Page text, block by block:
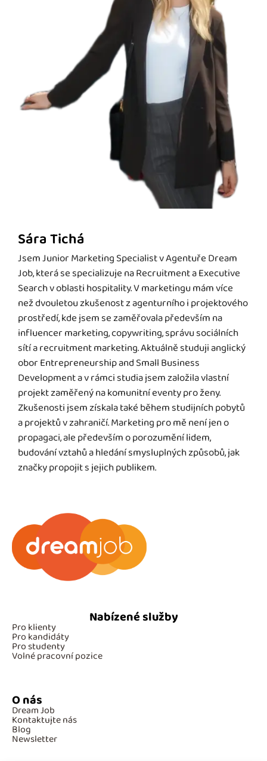
Sára Tichá
Jsem Junior Marketing Specialist v Agentuře Dream
Job, která se specializuje na Recruitment a Executive
Search v oblasti hospitality. V marketingu mám více
než dvouletou zkušenost z agenturního i projektového
prostředí, kde jsem se zaměřovala především na
influencer marketing, copywriting, správu sociálních
sítí a recruitment marketing. Aktuálně studuji anglický
obor Entrepreneurship and Small Business
Development a v rámci studia jsem založila vlastní
projekt zaměřený na komunitní eventy pro ženy.
Zkušenosti jsem získala také během studijních pobytů
a projektů v zahraničí. Marketing pro mě není jen o
propagaci, ale především o porozumění lidem,
budování vztahů a hledání smysluplných způsobů, jak
značky propojit s jejich publikem.
Nabízené služby
Pro klienty
Pro kandidáty
Pro studenty
Volné pracovní pozice
O nás
Dream Job
Kontaktujte nás
Blog
Newsletter